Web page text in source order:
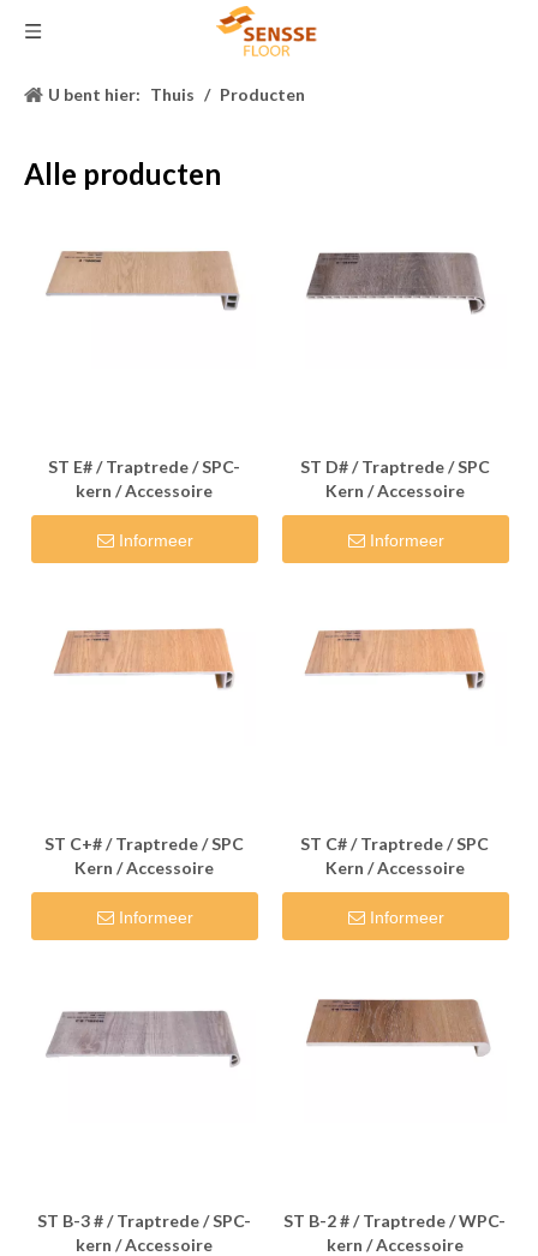
U bent hier: Thuis / Producten
Alle producten
ST E# / Traptrede / SPC-
kern / Accessoire
Informeer
ST D# / Traptrede / SPC
Kern / Accessoire
Informeer
ST C+# / Traptrede / SPC
Kern / Accessoire
Informeer
ST C# / Traptrede / SPC
Kern / Accessoire
Informeer
ST B-3 # / Traptrede / SPC-
kern / Accessoire
ST B-2 # / Traptrede / WPC-
kern / Accessoire